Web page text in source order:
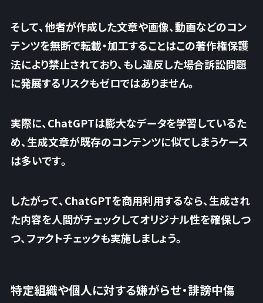
そして、他者が作成した文章や画像、動画などのコン
テンツを無断で転載・加工することはこの著作権保護
法により禁止されており、もし違反した場合訴訟問題
に発展するリスクもゼロではありません。
実際に、ChatGPTは膨大なデータを学習しているた
め、生成文章が既存のコンテンツに似てしまうケース
は多いです。
したがって、ChatGPTを商用利用するなら、生成され
た内容を人間がチェックしてオリジナル性を確保しつ
つ、ファクトチェックも実施しましょう。
特定組織や個人に対する嫌がらせ・誹謗中傷